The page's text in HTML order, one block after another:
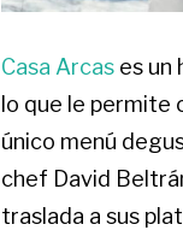
Casa Arcas es un
lo que le permite
único menú
chef David
traslada a sus